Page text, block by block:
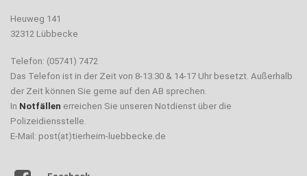
Heuweg 141
32312 Lübbecke
Telefon: (05741) 7472
Das Telefon ist in der Zeit von 8-13.30 & 14-17 Uhr besetzt. Außerhalb
der Zeit können Sie gerne auf den AB sprechen.
In Notfällen erreichen Sie unseren Notdienst über die
Polizeidiensstelle.
E-Mail: post(at)tierheim-luebbecke.de